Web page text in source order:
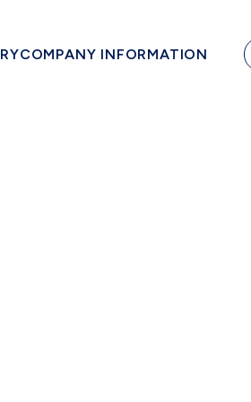
COMPANY INFORMATION